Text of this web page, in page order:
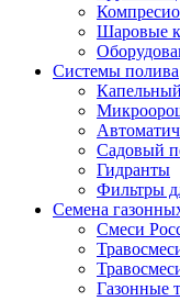
Шаровые
Системы полива
Садовый
Гидранты
Фильтры
Семена
Смеси